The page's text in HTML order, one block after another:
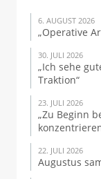
6. AUGUST 2026
„Operative
30. JULI 2026
„Ich sehe
Traktion“
23. JULI 2026
„Zu Beginn
22. JULI 2026
Augustus